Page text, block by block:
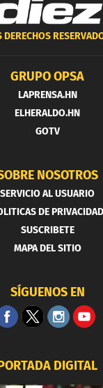
DERECHOS
GRUPO OPSA
LAPRENSA.HN
ELHERALDO.HN
GOTV
NOSOTROS
SERVICIO AL USUARIO
DE PRIVACIDAD
SUSCRIBETE
MAPA DEL SITIO
SÍGUENOS EN
DIGITAL